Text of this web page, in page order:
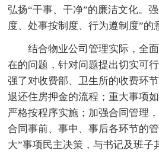
弘扬“干事、干净”的廉洁文化。
度、处事按制度、行为遵制度”的
结合物业公司管理实际，全
在的问题，针对问题提出切实可
强了对收费部、卫生所的收费环
退还住房押金的流程；重大事项
严格按程序实施；加强合同管理
合同事前、事中、事后各环节的
大”事项民主决策，与书记及班子